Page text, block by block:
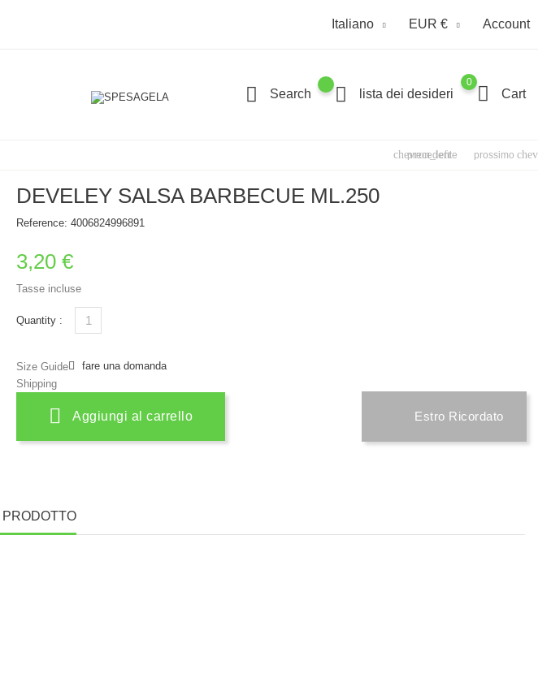
Italiano EUR € Account
Search lista dei desideri
0
Cart
chevron_left
precedente prossimo
DEVELEY SALSA BARBECUE ML.250
Reference: 4006824996891
3,20 €
Tasse incluse
Quantity :
Size Guide
Shipping
fare una domanda
Aggiungi al carrello Estro Ricordato